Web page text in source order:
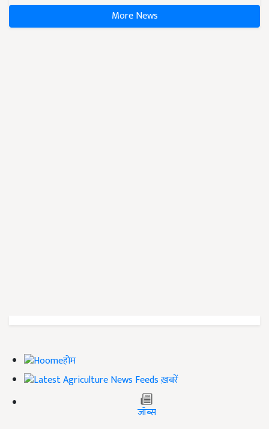
More News
होम
ख़बरें
जॉब्स